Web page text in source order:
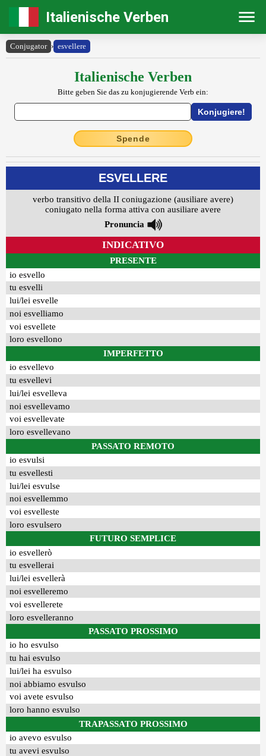
Italienische Verben
Conjugator › esvellere
Italienische Verben
Bitte geben Sie das zu konjugierende Verb ein:
Spende
ESVELLERE
verbo transitivo della II coniugazione (ausiliare avere)
coniugato nella forma attiva con ausiliare avere
Pronuncia
INDICATIVO
PRESENTE
io esvello
tu esvelli
lui/lei esvelle
noi esvelliamo
voi esvellete
loro esvellono
IMPERFETTO
io esvellevo
tu esvellevi
lui/lei esvelleva
noi esvellevamo
voi esvellevate
loro esvellevano
PASSATO REMOTO
io esvulsi
tu esvellesti
lui/lei esvulse
noi esvellemmo
voi esvelleste
loro esvulsero
FUTURO SEMPLICE
io esvellerò
tu esvellerai
lui/lei esvellerà
noi esvelleremo
voi esvellerete
loro esvelleranno
PASSATO PROSSIMO
io ho esvulso
tu hai esvulso
lui/lei ha esvulso
noi abbiamo esvulso
voi avete esvulso
loro hanno esvulso
TRAPASSATO PROSSIMO
io avevo esvulso
tu avevi esvulso